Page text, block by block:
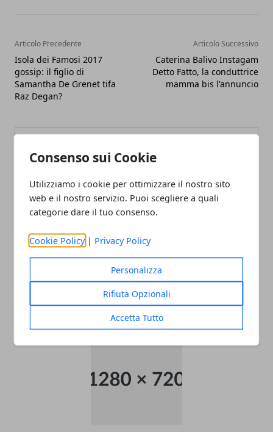
Consenso sui Cookie
Utilizziamo i cookie per ottimizzare il nostro sito
web e il nostro servizio. Puoi scegliere a quali
categorie dare il tuo consenso.
Cookie Policy | Privacy Policy
Personalizza
Rifiuta Opzionali
Accetta Tutto
Articolo Precedente
Isola dei Famosi 2017
gossip: il figlio di
Samantha De Grenet tifa
Raz Degan?
Articolo Successivo
Caterina Balivo Instagam
Detto Fatto, la conduttrice
mamma bis l'annuncio
Redazione
ARTICOLI CORRELATI